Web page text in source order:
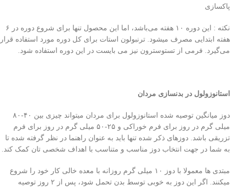
پاکسازی
نکته : این دوره ۱۰ هفته می‌باشد، اما این محصول تنها برای شروع دوره در ۶
هفته ابتدایی مصرف میشود. ترنبولون استات برای کل دوره مورد استفاده قرار
می‌گیرد. فرمی از تستوسترون نیز می بایست در این دوره استفاده شود.
استانوزولول در بدنسازی مردان
دوز میانگین توصیه شده استانوزولول برای مردان میتواند چیزی بین ۴۰-۸۰
میلی‌ گرم در روز برای فرم خوراکی و ۲۵-۵۰ میلی‌ گرم در روز برای فرم
تزریقی باشد. دوز‌های ذکر شده تنها باید به عنوان راهنما در نظر گرفته شده تا
به شما در جهت انتخاب دوز مناسب و متناسب با اهداف شخصی‌ تان کمک کند.
مبتدی‌ ها معمولا با دوز ۱۰ میلی‌ گرم روزانه با معده خالی‌ کار خود را شروع
میکنند. اگر این دوز به خوبی‌ توسط بدن تحمل شود، پس از ۲ روز توصیه